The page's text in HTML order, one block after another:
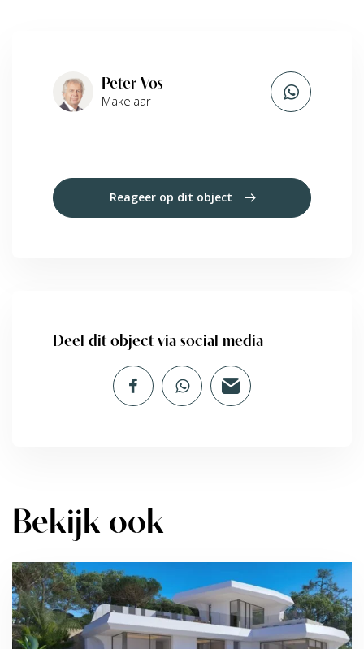
Peter Vos
Makelaar
Reageer op dit object
Deel dit object via social media
Bekijk ook